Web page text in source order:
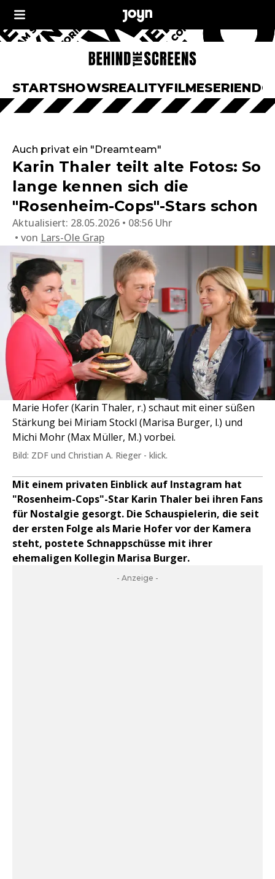
STARTSHOWSREALITYFILMESERIEN
Auch privat ein "Dreamteam"
Karin Thaler teilt alte Fotos: So
lange kennen sich die
"Rosenheim-Cops"-Stars schon
Aktualisiert: 28.05.2026 • 08:56 Uhr
von Lars-Ole Grap
Marie Hofer (Karin Thaler, r.) schaut mit einer süßen
Stärkung bei Miriam Stockl (Marisa Burger, l.) und
Michi Mohr (Max Müller, M.) vorbei.
Bild: ZDF und Christian A. Rieger - klick.
Mit einem privaten Einblick auf Instagram hat
"Rosenheim-Cops"-Star Karin Thaler bei ihren Fans
für Nostalgie gesorgt. Die Schauspielerin, die seit
der ersten Folge als Marie Hofer vor der Kamera
steht, postete Schnappschüsse mit ihrer
ehemaligen Kollegin Marisa Burger.
- Anzeige -